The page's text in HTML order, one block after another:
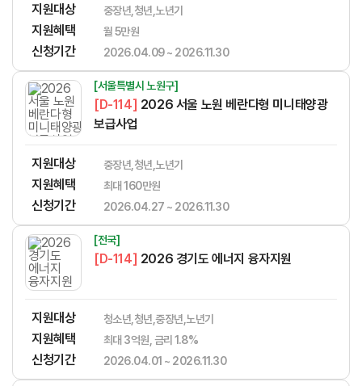
지원대상 중장년,청년,노년기
지원혜택 월 5만원
신청기간 2026.04.09 ~ 2026.11.30
[서울특별시 노원구]
[D-114]
보급사업
지원대상 중장년,청년,노년기
지원혜택 ​​​​​‌​​​‌​​‌​​​​‌​​‌‌‌​​​​‌‌‌‌‌​‌​​​​‌‌최대 160만원
신청기간 2026.04.27 ~ 2026.11.30
[전국]
[D-114] 2026 경기도 에너지 융자지원
지원대상 청소년,청년,중장년,노년기
지원혜택 최대 3억원, 금리 1.8%
신청기간 2026.04.01 ~ 2026.11.30